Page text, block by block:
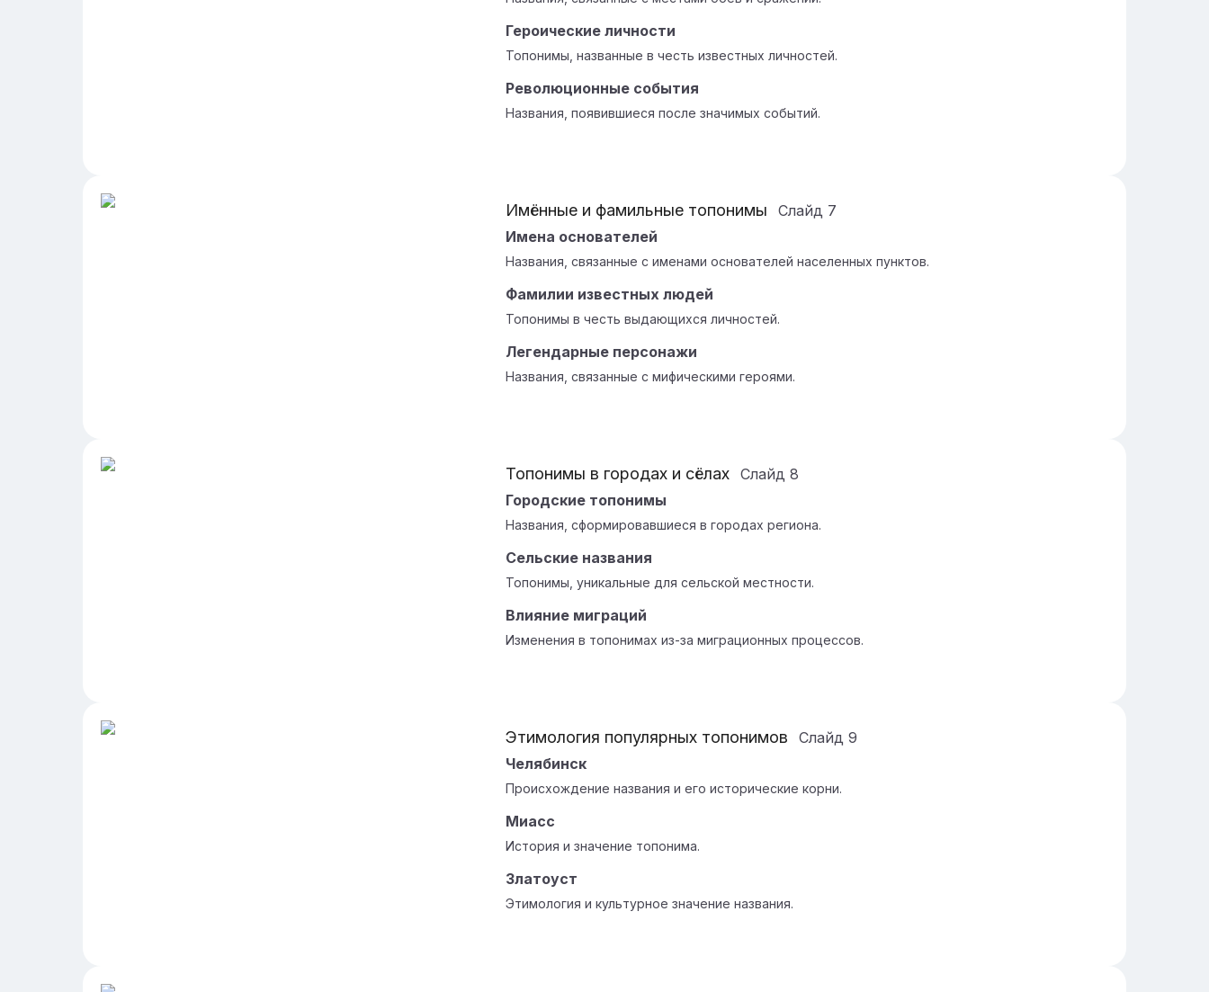
Героические личности
Топонимы, названные в честь известных личностей.
Революционные события
Названия, появившиеся после значимых событий.
Имённые и фамильные топонимы Слайд 7
Имена основателей
Названия, связанные с именами основателей населенных пунктов.
Фамилии известных людей
Топонимы в честь выдающихся личностей.
Легендарные персонажи
Названия, связанные с мифическими героями.
Топонимы в городах и сёлах Слайд 8
Городские топонимы
Названия, сформировавшиеся в городах региона.
Сельские названия
Топонимы, уникальные для сельской местности.
Влияние миграций
Изменения в топонимах из-за миграционных процессов.
Этимология популярных топонимов Слайд 9
Челябинск
Происхождение названия и его исторические корни.
Миасс
История и значение топонима.
Златоуст
Этимология и культурное значение названия.